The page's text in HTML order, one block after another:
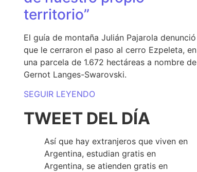
territorio”
El guía de montaña Julián Pajarola denunció
que le cerraron el paso al cerro Ezpeleta, en
una parcela de 1.672 hectáreas a nombre de
Gernot Langes-Swarovski.
SEGUIR LEYENDO
TWEET DEL DÍA
Así que hay extranjeros que viven en
Argentina, estudian gratis en
Argentina, se atienden gratis en